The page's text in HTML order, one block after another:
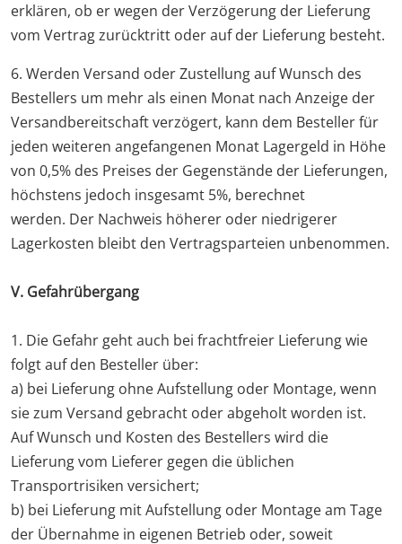
erklären, ob er wegen der Verzögerung der Lieferung
vom Vertrag zurücktritt oder auf der Lieferung besteht.
6. Werden Versand oder Zustellung auf Wunsch des
Bestellers um mehr als einen Monat nach Anzeige der
Versandbereitschaft verzögert, kann dem Besteller für
jeden weiteren angefangenen Monat Lagergeld in Höhe
von 0,5% des Preises der Gegenstände der Lieferungen,
höchstens jedoch insgesamt 5%, berechnet
werden. Der Nachweis höherer oder niedrigerer
Lagerkosten bleibt den Vertragsparteien unbenommen.
V. Gefahrübergang
1. Die Gefahr geht auch bei frachtfreier Lieferung wie
folgt auf den Besteller über:
a) bei Lieferung ohne Aufstellung oder Montage, wenn
sie zum Versand gebracht oder abgeholt worden ist.
Auf Wunsch und Kosten des Bestellers wird die
Lieferung vom Lieferer gegen die üblichen
Transportrisiken versichert;
b) bei Lieferung mit Aufstellung oder Montage am Tage
der Übernahme in eigenen Betrieb oder, soweit